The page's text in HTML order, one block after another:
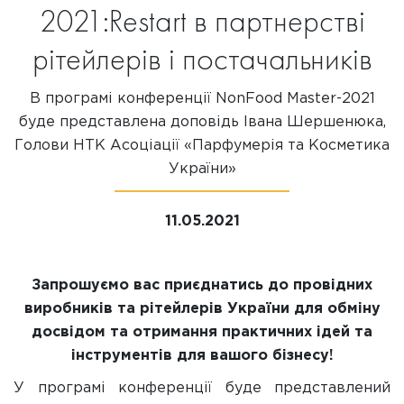
2021:Restart в партнерстві
рітейлерів і постачальників
В програмі конференції NonFood Master-2021
буде представлена доповідь Івана Шершенюка,
Голови НТК Асоціації «Парфумерія та Косметика
України»
11.05.2021
Запрошуємо вас приєднатись до провідних
виробників та рітейлерів України для обміну
досвідом та отримання практичних ідей та
інструментів для вашого бізнесу!
У програмі конференції буде представлений